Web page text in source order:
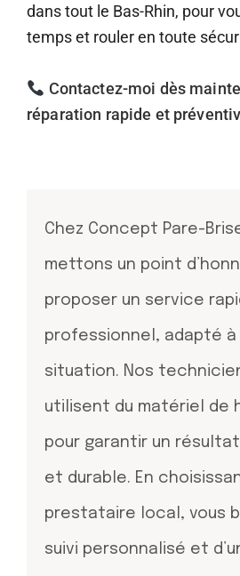
dans tout le Bas-Rhin, pour
temps et rouler en toute
Contactez-moi dès
réparation rapide et
Chez Concept Pare-
mettons un point
proposer un service
professionnel, adapté à
situation. Nos
utilisent du matériel de
pour garantir un
et durable. En
prestataire local, vous
suivi personnalisé et